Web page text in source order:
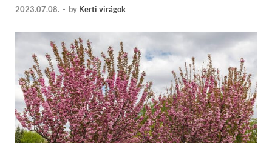
2023.07.08. - by Kerti virágok